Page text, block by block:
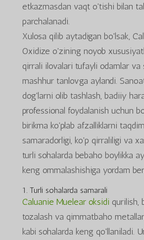
etkazmasdan vaqt o'tishi bilan
parchalanadi.
Xulosa qilib aytadigan bo'lsak,
Oxidize o'zining noyob
qirrali ilovalari tufayli odamlar va
mashhur tanlovga aylandi.
dog'larni olib tashlash, badiiy
professional foydalanish uchun
birikma ko'plab afzalliklarni
samaradorligi, ko'p qirraliligi va
turli sohalarda bebaho boylikka
keng ommalashishiga yordam
1. Turli sohalarda samarali
Caluanie Muelear oksidi qurilish,
tozalash va qimmatbaho
kabi sohalarda keng qo'llaniladi.